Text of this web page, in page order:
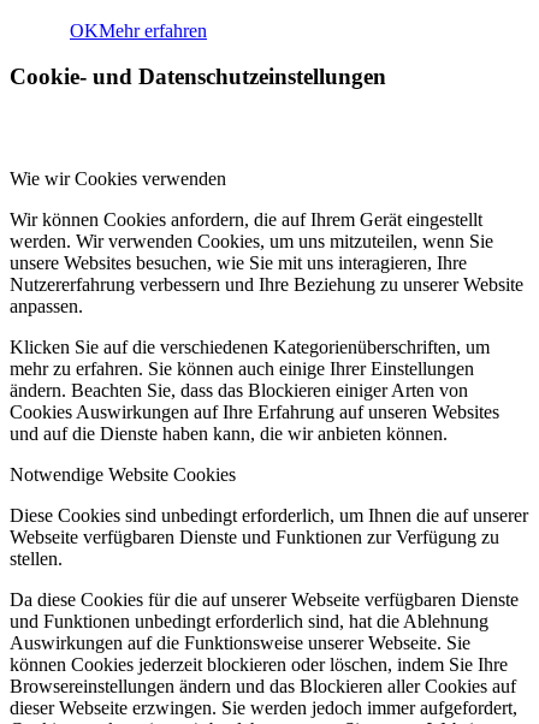
UNSERE ZIELE
MITGLIED WERDEN
OKMehr erfahren
Cookie- und Datenschutzeinstellungen
Wie wir Cookies verwenden
Wir können Cookies anfordern, die auf Ihrem Gerät eingestellt
werden. Wir verwenden Cookies, um uns mitzuteilen, wenn Sie
unsere Websites besuchen, wie Sie mit uns interagieren, Ihre
Nutzererfahrung verbessern und Ihre Beziehung zu unserer Website
anpassen.
Klicken Sie auf die verschiedenen Kategorienüberschriften, um
mehr zu erfahren. Sie können auch einige Ihrer Einstellungen
ändern. Beachten Sie, dass das Blockieren einiger Arten von
Cookies Auswirkungen auf Ihre Erfahrung auf unseren Websites
und auf die Dienste haben kann, die wir anbieten können.
Notwendige Website Cookies
Diese Cookies sind unbedingt erforderlich, um Ihnen die auf unserer
Webseite verfügbaren Dienste und Funktionen zur Verfügung zu
stellen.
Da diese Cookies für die auf unserer Webseite verfügbaren Dienste
und Funktionen unbedingt erforderlich sind, hat die Ablehnung
Auswirkungen auf die Funktionsweise unserer Webseite. Sie
können Cookies jederzeit blockieren oder löschen, indem Sie Ihre
Browsereinstellungen ändern und das Blockieren aller Cookies auf
dieser Webseite erzwingen. Sie werden jedoch immer aufgefordert,